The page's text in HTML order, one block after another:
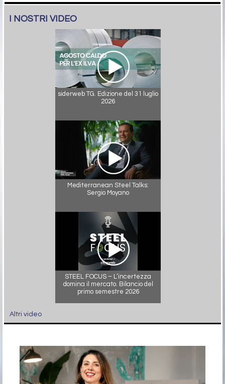
I NOSTRI VIDEO
siderweb TG. Edizione del 31 luglio
2026
Mediterranean Steel Talks:
Sergio Moyano
STEEL FOCUS – L’incertezza
domina il mercato. Bilancio del
primo semestre 2026
Altri video